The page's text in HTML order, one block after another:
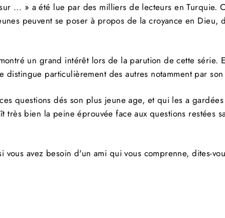
... » a été lue par des milliers de lecteurs en
peuvent se poser à propos de la croyance en
un grand intérêt lors de la parution de cette série.
particulièrement des autres notamment par
questions dés son plus jeune age, et qui les a
bien la peine éprouvée face aux questions restées
vous avez besoin d'un ami qui vous comprenne, dites-
Non Merci